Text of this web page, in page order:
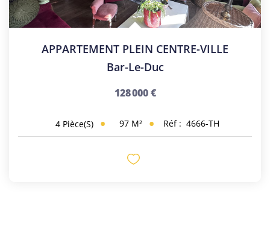
APPARTEMENT PLEIN CENTRE-VILLE
Bar-Le-Duc
128 000 €
4 Pièce(s) 97 M² Réf : 4666-TH